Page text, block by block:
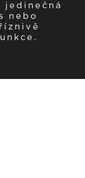
jedinečná
nebo
lištu GDPR